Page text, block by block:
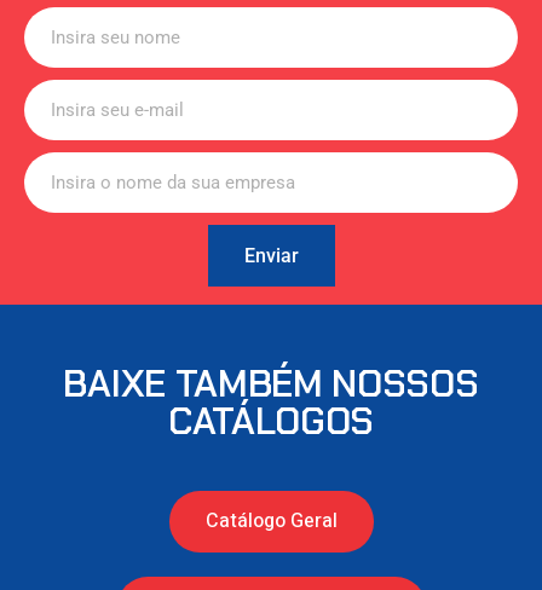
Enviar
BAIXE TAMBÉM NOSSOS
CATÁLOGOS
Catálogo Geral